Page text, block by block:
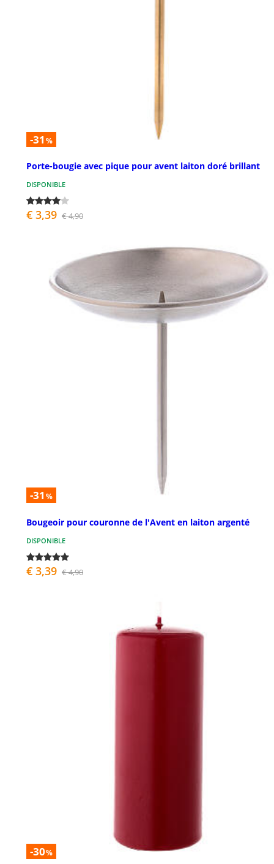
-31 %
Porte-bougie avec pique pour avent laiton doré brillant
DISPONIBLE
€ 3,39 € 4,90
-31 %
Bougeoir pour couronne de l'Avent en laiton argenté
DISPONIBLE
€ 3,39 € 4,90
-30%